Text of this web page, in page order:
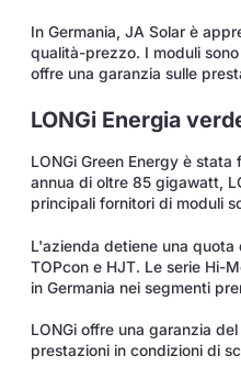
In Germania, JA Solar è
qualità-prezzo. I moduli
offre una garanzia sulle
LONGi Energia
LONGi Green Energy è
annua di oltre 85 gigawatt,
principali fornitori di moduli
L'azienda detiene una
TOPcon e HJT. Le serie Hi-
in Germania nei segmenti
LONGi offre una garanzia
prestazioni in condizioni di